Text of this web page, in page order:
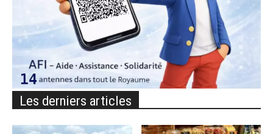
Les derniers articles